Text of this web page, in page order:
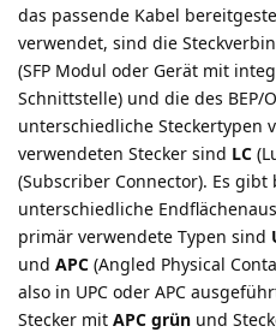
das passende Kabel
verwendet, sind die
(SFP Modul oder Gerät mit
Schnittstelle) und die des BEP/
unterschiedliche Steckertypen
verwendeten Stecker sind LC
(Subscriber Connector). Es
unterschiedliche
primär verwendete Typen sind
und APC (Angled Physical
also in UPC oder APC
Stecker mit APC grün und